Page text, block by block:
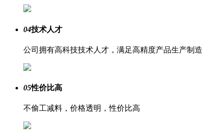
04技术人才
公司拥有高科技技术人才，满足高精度产品生产制造
05性价比高
不偷工减料，价格透明，性价比高